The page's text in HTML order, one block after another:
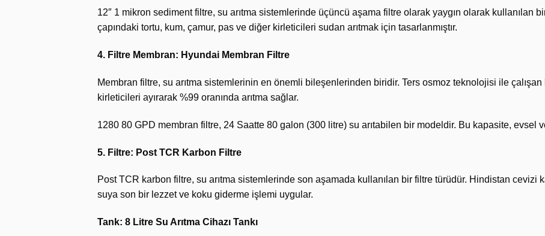
12″ 1 mikron sediment filtre, su arıtma sistemlerinde üçüncü aşama filtre olarak yaygın olarak kullanılan
çapındaki tortu, kum, çamur, pas ve diğer kirleticileri sudan arıtmak için tasarlanmıştır.
4. Filtre Membran: Hyundai Membran Filtre
Membran filtre, su arıtma sistemlerinin en önemli bileşenlerinden biridir. Ters osmoz teknolojisi ile
kirleticileri ayırarak %99 oranında arıtma sağlar.
1280 80 GPD membran filtre, 24 Saatte 80 galon (300 litre) su arıtabilen bir modeldir. Bu kapasite, evsel
5. Filtre: Post TCR Karbon Filtre
Post TCR karbon filtre, su arıtma sistemlerinde son aşamada kullanılan bir filtre türüdür. Hindistan cevizi
suya son bir lezzet ve koku giderme işlemi uygular.
Tank: 8 Litre Su Arıtma Cihazı Tankı